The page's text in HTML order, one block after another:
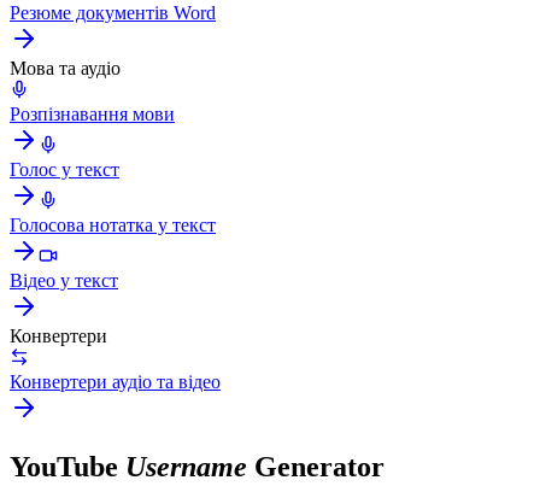
Резюме документів Word
Мова та аудіо
Розпізнавання мови
Голос у текст
Голосова нотатка у текст
Відео у текст
Конвертери
Конвертери аудіо та відео
YouTube Username Generator